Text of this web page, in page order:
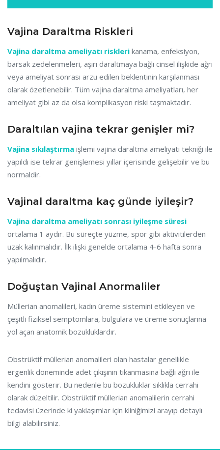
Vajina Daraltma Riskleri
Vajina daraltma ameliyatı riskleri kanama, enfeksiyon,
barsak zedelenmeleri, aşırı daraltmaya bağlı cinsel ilişkide ağrı
veya ameliyat sonrası arzu edilen beklentinin karşılanması
olarak özetlenebilir. Tüm vajina daraltma ameliyatları, her
ameliyat gibi az da olsa komplikasyon riski taşmaktadır.
Daraltılan vajina tekrar genişler mi?
Vajina sıkılaştırma işlemi vajina daraltma ameliyatı tekniği ile
yapıldı ise tekrar genişlemesi yıllar içerisinde gelişebilir ve bu
normaldir.
Vajinal daraltma kaç günde iyileşir?
Vajina daraltma ameliyatı sonrası iyileşme süresi
ortalama 1 aydır. Bu süreçte yüzme, spor gibi aktivitilerden
uzak kalınmalıdır. İlk ilişki genelde ortalama 4-6 hafta sonra
yapılmalıdır.
Doğuştan Vajinal Anormaliler
Müllerian anomalileri, kadın üreme sistemini etkileyen ve
çeşitli fiziksel semptomlara, bulgulara ve üreme sonuçlarına
yol açan anatomik bozukluklardır.
Obstrüktif müllerian anomalileri olan hastalar genellikle
ergenlik döneminde adet çıkışının tıkanmasına bağlı ağrı ile
kendini gösterir. Bu nedenle bu bozukluklar sıklıkla cerrahi
olarak düzeltilir. Obstrüktif müllerian anomalilerin cerrahi
tedavisi üzerinde ki yaklaşımlar için kliniğimizi arayıp detaylı
bilgi alabilirsiniz.